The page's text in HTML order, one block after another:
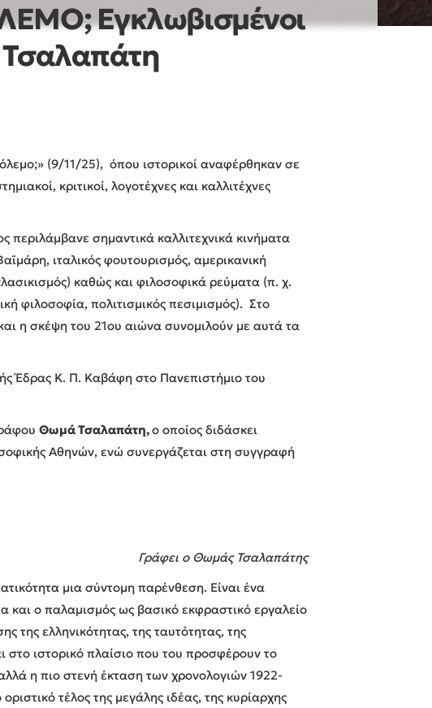
Εγκλωβισμένοι
(9/11/25), όπου ιστορικοί αναφέρθηκαν σε
κριτικοί, λογοτέχνες και καλλιτέχνες
περιλάμβανε σημαντικά καλλιτεχνικά κινήματα
ιταλικός φουτουρισμός, αμερικανική
καθώς και φιλοσοφικά ρεύματα (π. χ.
φιλοσοφία, πολιτισμικός πεσιμισμός). Στο
η σκέψη του 21ου αιώνα συνομιλούν με αυτά τα
Έδρας Κ. Π. Καβάφη στο Πανεπιστήμιο του
Θωμά Τσαλαπάτη,ο οποίος διδάσκει
Αθηνών, ενώ συνεργάζεται στη συγγραφή
Γράφει ο Θωμάς Τσαλαπάτης
μια σύντομη παρένθεση. Είναι ένα
και ο παλαμισμός ως βασικό εκφραστικό εργαλείο
της ελληνικότητας, της ταυτότητας, της
ιστορικό πλαίσιο που του προσφέρουν το
η πιο στενή έκταση των χρονολογιών 1922-
τέλος της μεγάλης ιδέας, της κυρίαρχης